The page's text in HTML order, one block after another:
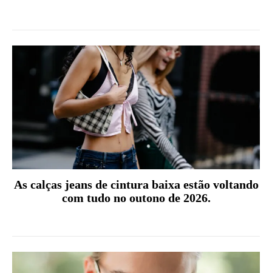
As calças jeans de cintura baixa estão voltando
com tudo no outono de 2026.